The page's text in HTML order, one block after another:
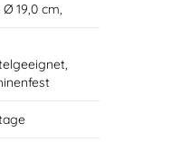
19,0 cm,